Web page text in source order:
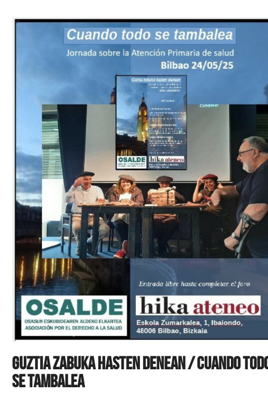
Guztia zabuka hasten denean / Cuando
se tambalea